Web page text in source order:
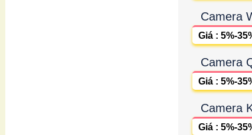
Camera
Giá : 5%-
Camera
Giá : 5%-
Camera
Giá : 5%-